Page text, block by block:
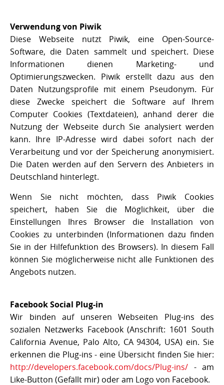
Verwendung von Piwik
Diese Webseite nutzt Piwik, eine Open-Source-
Software, die Daten sammelt und speichert. Diese
Informationen dienen Marketing- und
Optimierungszwecken. Piwik erstellt dazu aus den
Daten Nutzungsprofile mit einem Pseudonym. Für
diese Zwecke speichert die Software auf Ihrem
Computer Cookies (Textdateien), anhand derer die
Nutzung der Webseite durch Sie analysiert werden
kann. Ihre IP-Adresse wird dabei sofort nach der
Verarbeitung und vor der Speicherung anonymisiert.
Die Daten werden auf den Servern des Anbieters in
Deutschland hinterlegt.
Wenn Sie nicht möchten, dass Piwik Cookies
speichert, haben Sie die Möglichkeit, über die
Einstellungen Ihres Browser die Installation von
Cookies zu unterbinden (Informationen dazu finden
Sie in der Hilfefunktion des Browsers). In diesem Fall
können Sie möglicherweise nicht alle Funktionen des
Angebots nutzen.
Facebook Social Plug-in
Wir binden auf unseren Webseiten Plug-ins des
sozialen Netzwerks Facebook (Anschrift: 1601 South
California Avenue, Palo Alto, CA 94304, USA) ein. Sie
erkennen die Plug-ins - eine Übersicht finden Sie hier:
http://developers.facebook.com/docs/Plug-ins/ - am
Like-Button (Gefällt mir) oder am Logo von Facebook.